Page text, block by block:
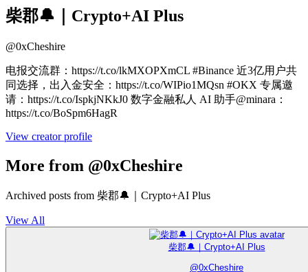
柴郡🔔｜Crypto+AI Plus
@0xCheshire
电报交流群：https://t.co/lkMXOPXmCL #Binance 近3亿用户共
同选择，出入金安全：https://t.co/WIPio1MQsn #OKX 专属邀
请：https://t.co/IspkjNKkJ0 数字金融私人 AI 助手@minara：
https://t.co/BoSpm6HagR
View creator profile
More from @0xCheshire
Archived posts from 柴郡🔔｜Crypto+AI Plus
View All
柴郡🔔｜Crypto+AI Plus
@0xCheshire